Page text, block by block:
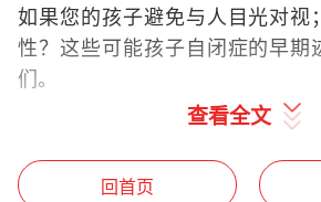
如果您的孩子避免与人目光对视
性？这些可能孩子自闭症的早期
们。
查看全文
回首页